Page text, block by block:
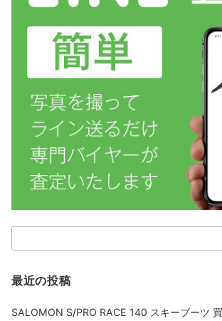
索：
最近の投稿
SALOMON S/PRO RACE 140 スキーブーツ